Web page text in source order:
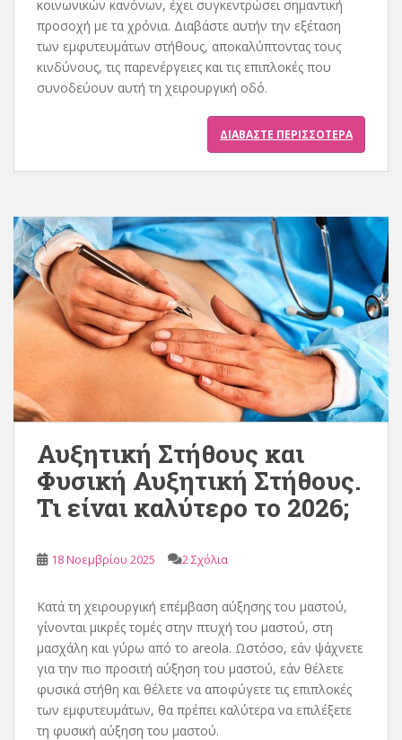
κοινωνικών κανόνων, έχει συγκεντρώσει σημαντική
προσοχή με τα χρόνια. Διαβάστε αυτήν την εξέταση
των εμφυτευμάτων στήθους, αποκαλύπτοντας τους
κινδύνους, τις παρενέργειες και τις επιπλοκές που
συνοδεύουν αυτή τη χειρουργική οδό.
ΔΙΑΒΆΣΤΕ ΠΕΡΙΣΣΌΤΕΡΑ
Αυξητική Στήθους και
Φυσική Αυξητική Στήθους.
Τι είναι καλύτερο το 2026;
18 Νοεμβρίου 2025 2 Σχόλια
Κατά τη χειρουργική επέμβαση αύξησης του μαστού,
γίνονται μικρές τομές στην πτυχή του μαστού, στη
μασχάλη και γύρω από το areola. Ωστόσο, εάν ψάχνετε
για την πιο προσιτή αύξηση του μαστού, εάν θέλετε
φυσικά στήθη και θέλετε να αποφύγετε τις επιπλοκές
των εμφυτευμάτων, θα πρέπει καλύτερα να επιλέξετε
τη φυσική αύξηση του μαστού.